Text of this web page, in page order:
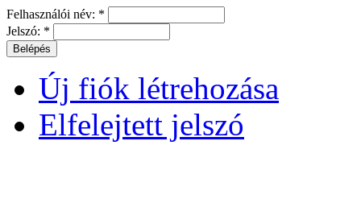
Felhasználói név: *
Jelszó: *
Új fiók létrehozása
Elfelejtett jelszó